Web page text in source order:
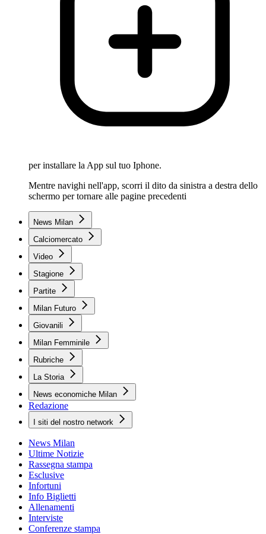
per installare la App sul tuo Iphone.
Mentre navighi nell'app, scorri il dito da sinistra a destra dello
schermo per tornare alle pagine precedenti
News Milan
Calciomercato
Video
Stagione
Partite
Milan Futuro
Giovanili
Milan Femminile
Rubriche
La Storia
News economiche Milan
Redazione
I siti del nostro network
News Milan
Ultime Notizie
Rassegna stampa
Esclusive
Infortuni
Info Biglietti
Allenamenti
Interviste
Conferenze stampa